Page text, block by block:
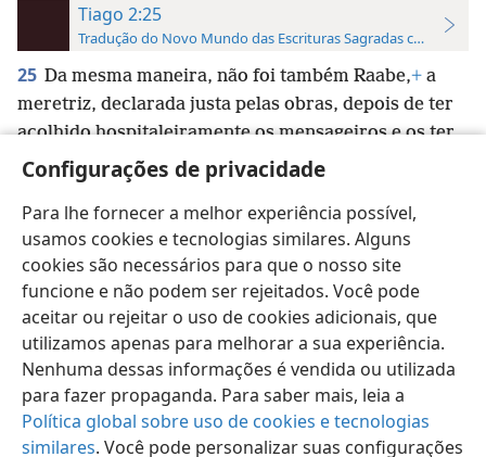
Configurações de privacidade
Para lhe fornecer a melhor experiência possível,
usamos cookies e tecnologias similares. Alguns
cookies são necessários para que o nosso site
funcione e não podem ser rejeitados. Você pode
aceitar ou rejeitar o uso de cookies adicionais, que
utilizamos apenas para melhorar a sua experiência.
Nenhuma dessas informações é vendida ou utilizada
para fazer propaganda. Para saber mais, leia a
Política global sobre uso de cookies e tecnologias
similares. Você pode personalizar suas configurações
Tiago 2:25
Tradução do Novo Mundo das Escrituras Sagradas com
25 Da mesma maneira, não foi também Raabe,+ a
meretriz, declarada justa pelas obras, depois de ter
acolhido hospitaleiramente os mensageiros e os ter
enviado embora por outro caminho?
Português (Brasil) Preferências
Copyright © 2026 Watch Tower Bible and Tract Society of Pennsylvania
Termos de Uso
Política de Privacidade
Configurações de Privacidade
JW.ORG Login